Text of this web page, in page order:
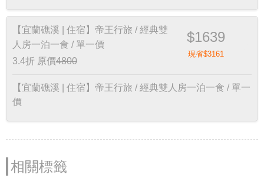
【宜蘭礁溪 | 住宿】帝王行旅 / 經典雙
人房一泊一食 / 單一價
3.4折 原價4800
$1639
現省$3161
【宜蘭礁溪 | 住宿】帝王行旅 / 經典雙人房一泊一食 / 單一
價
相關標籤